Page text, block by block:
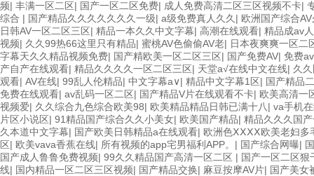
频| 丰满一区二区| 国产一区二区免费| 成人免费高清二区三区视频不卡|
综合 | 国产精品久久久久久久久一级| a级免费真人久久 | 欧洲国产综合
日韩AV一区二区三区| 精品一本久久中文字幕| 高潮在线观看| 精品成av
视频| 久久99热66这里只有精品| 蜜桃AV色偷偷AV老| 日本夜爽爽一区二
字幕天久久精品视频免费| 国产精欧美一区二区三区| 国产免费AV| 免费
产自产在线观看| 精品久久久久一区二区三区| 天堂а√在线中文在线| 久
观看| AV在线| 99乱人伦精品| 中文字幕a∨| 精品中文字幕1区| 国产精品
免费在线观看| av乱码一区二区| 国产精品V片在线观看不卡| 欧美高清一
视频爱| 久久综合九色综合欧美98| 欧美精品精品日韩已满十八| va手机
片区小说区| 91精品国产综合久久小美女| 欧美国产精品| 精品久久久国
久本道中文字幕| 国产欧美日韩精品a在线观看| 欧洲色ⅩⅩⅩⅩ欧美老妇多
区| 欧美vava香蕉在线| 所有视频的app宅男福利APP。 | 国产综合网曝|
国产成人鲁鲁免费视频| 99久久精品国产高清一区二区 | 国产一区二区狠
线| 国内精品一区二区三区视频| 国产精品交换| 麻豆按摩AV片| 国产美女